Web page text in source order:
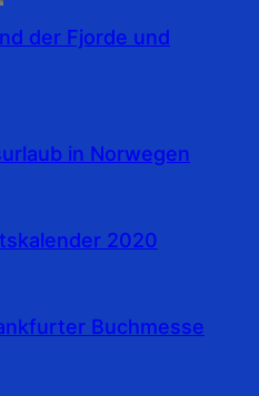
der Fjorde und
in Norwegen
2020
Buchmesse